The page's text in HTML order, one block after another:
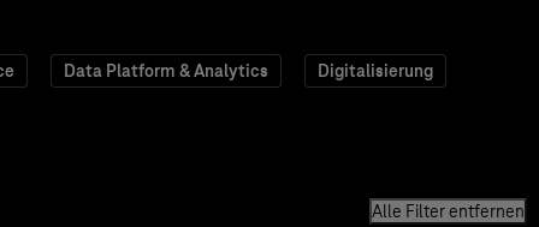
Data Platform & Analytics Digitalisierung
Alle Filter entfernen